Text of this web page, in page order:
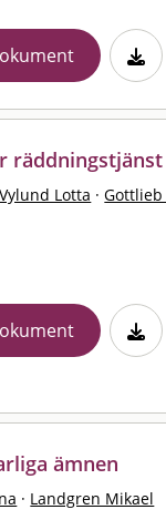
Vylund Lotta ·
ämnen
· Landgren Mikael